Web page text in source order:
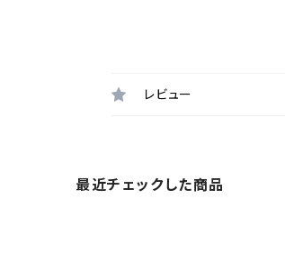
レビュー
最近チェックした商品